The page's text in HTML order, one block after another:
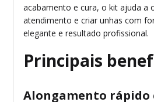
acabamento e cura, o kit ajuda a
atendimento e criar unhas com
elegante e resultado profissional.
Principais
Alongamento rápido